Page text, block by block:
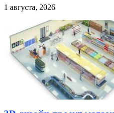
1 августа, 2026